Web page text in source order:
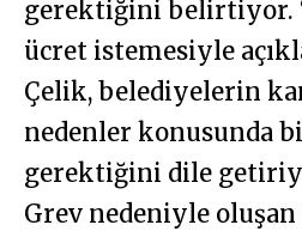
gerektiğini belirtiyor.
ücret istemesiyle
Çelik, belediyelerin
nedenler konusunda
gerektiğini dile
Grev nedeniyle oluşan